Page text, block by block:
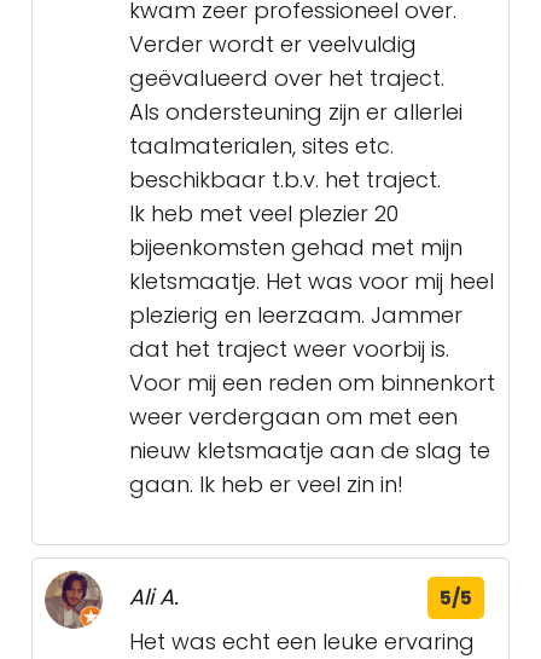
kwam zeer professioneel over.
Verder wordt er veelvuldig
geëvalueerd over het traject.
Als ondersteuning zijn er allerlei
taalmaterialen, sites etc.
beschikbaar t.b.v. het traject.
Ik heb met veel plezier 20
bijeenkomsten gehad met mijn
kletsmaatje. Het was voor mij heel
plezierig en leerzaam. Jammer
dat het traject weer voorbij is.
Voor mij een reden om binnenkort
weer verdergaan om met een
nieuw kletsmaatje aan de slag te
gaan. Ik heb er veel zin in!
Ali A. 5/5
Het was echt een leuke ervaring